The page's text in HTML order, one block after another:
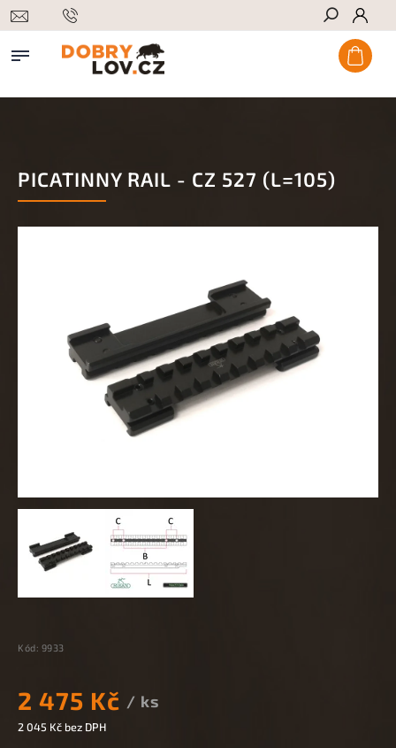
Hledat
PICATINNY RAIL - CZ 527 (L=105)
Kód: 9933
2 475 Kč / ks
2 045 Kč bez DPH